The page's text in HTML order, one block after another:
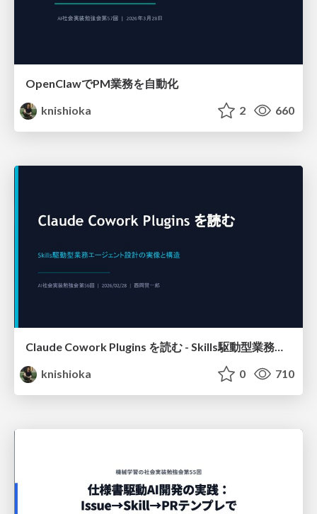
OpenClawでPM業務を自動化
knishioka
2 660
Claude Cowork Plugins を読む - Skills駆動型業務エージェント設計の実像と構造
knishioka
0 710